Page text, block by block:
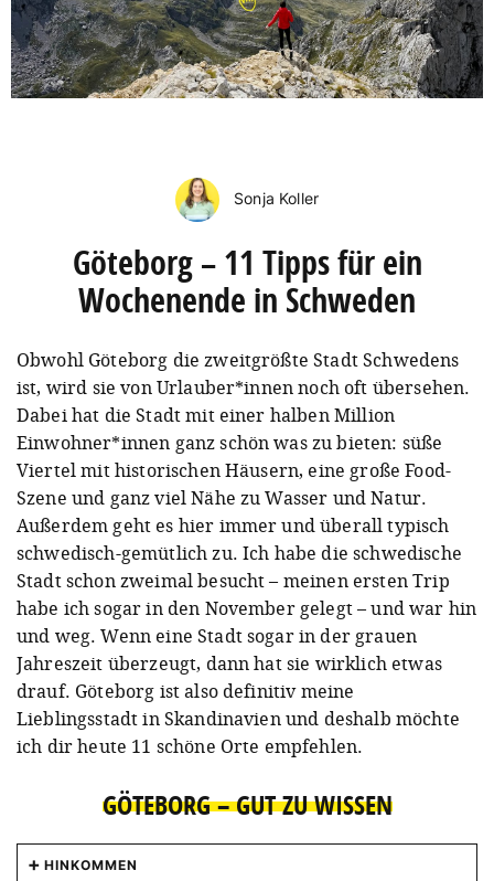
Sonja Koller
Göteborg – 11 Tipps für ein
Wochenende in Schweden
Obwohl Göteborg die zweitgrößte Stadt Schwedens
ist, wird sie von Urlauber*innen noch oft übersehen.
Dabei hat die Stadt mit einer halben Million
Einwohner*innen ganz schön was zu bieten: süße
Viertel mit historischen Häusern, eine große Food-
Szene und ganz viel Nähe zu Wasser und Natur.
Außerdem geht es hier immer und überall typisch
schwedisch-gemütlich zu. Ich habe die schwedische
Stadt schon zweimal besucht – meinen ersten Trip
habe ich sogar in den November gelegt – und war hin
und weg. Wenn eine Stadt sogar in der grauen
Jahreszeit überzeugt, dann hat sie wirklich etwas
drauf. Göteborg ist also definitiv meine
Lieblingsstadt in Skandinavien und deshalb möchte
ich dir heute 11 schöne Orte empfehlen.
GÖTEBORG – GUT ZU WISSEN
HINKOMMEN